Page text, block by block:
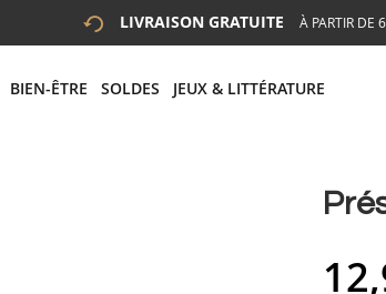
LIVRAISON GRATUITE À PARTIR DE
BIEN-ÊTRE SOLDES JEUX & LITTÉRATURE
RECHERCHE